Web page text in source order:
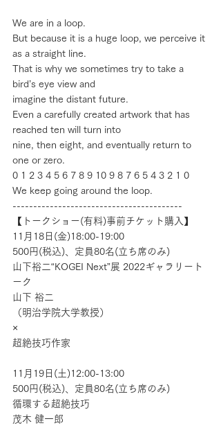
We are in a loop.
But because it is a huge loop, we perceive it
as a straight line.
That is why we sometimes try to take a
bird’s eye view and
imagine the distant future.
Even a carefully created artwork that has
reached ten will turn into
nine, then eight, and eventually return to
one or zero.
0 1 2 3 4 5 6 7 8 9 10 9 8 7 6 5 4 3 2 1 0
We keep going around the loop.
-----------------------------------------
【トークショー(有料)事前チケット購入】
11月18日(金)18:00-19:00
500円(税込)、定員80名(立ち席のみ)
山下裕二“KOGEI Next”展 2022ギャラリート
ーク
山下 裕二
（明治学院大学教授）
×
超絶技巧作家
11月19日(土)12:00-13:00
500円(税込)、定員80名(立ち席のみ)
循環する超絶技巧
茂木 健一郎